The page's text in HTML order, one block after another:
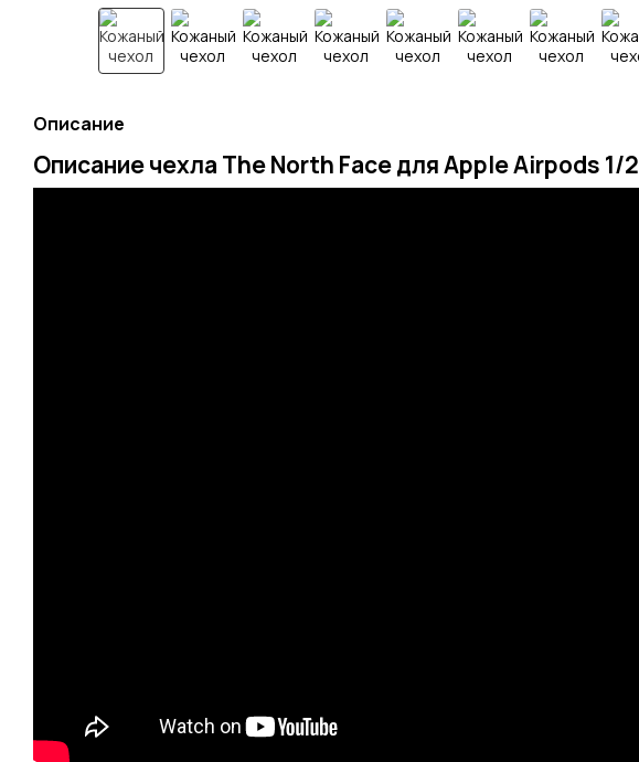
Описание
Описание чехла The North Face для Apple Airpods 1/2